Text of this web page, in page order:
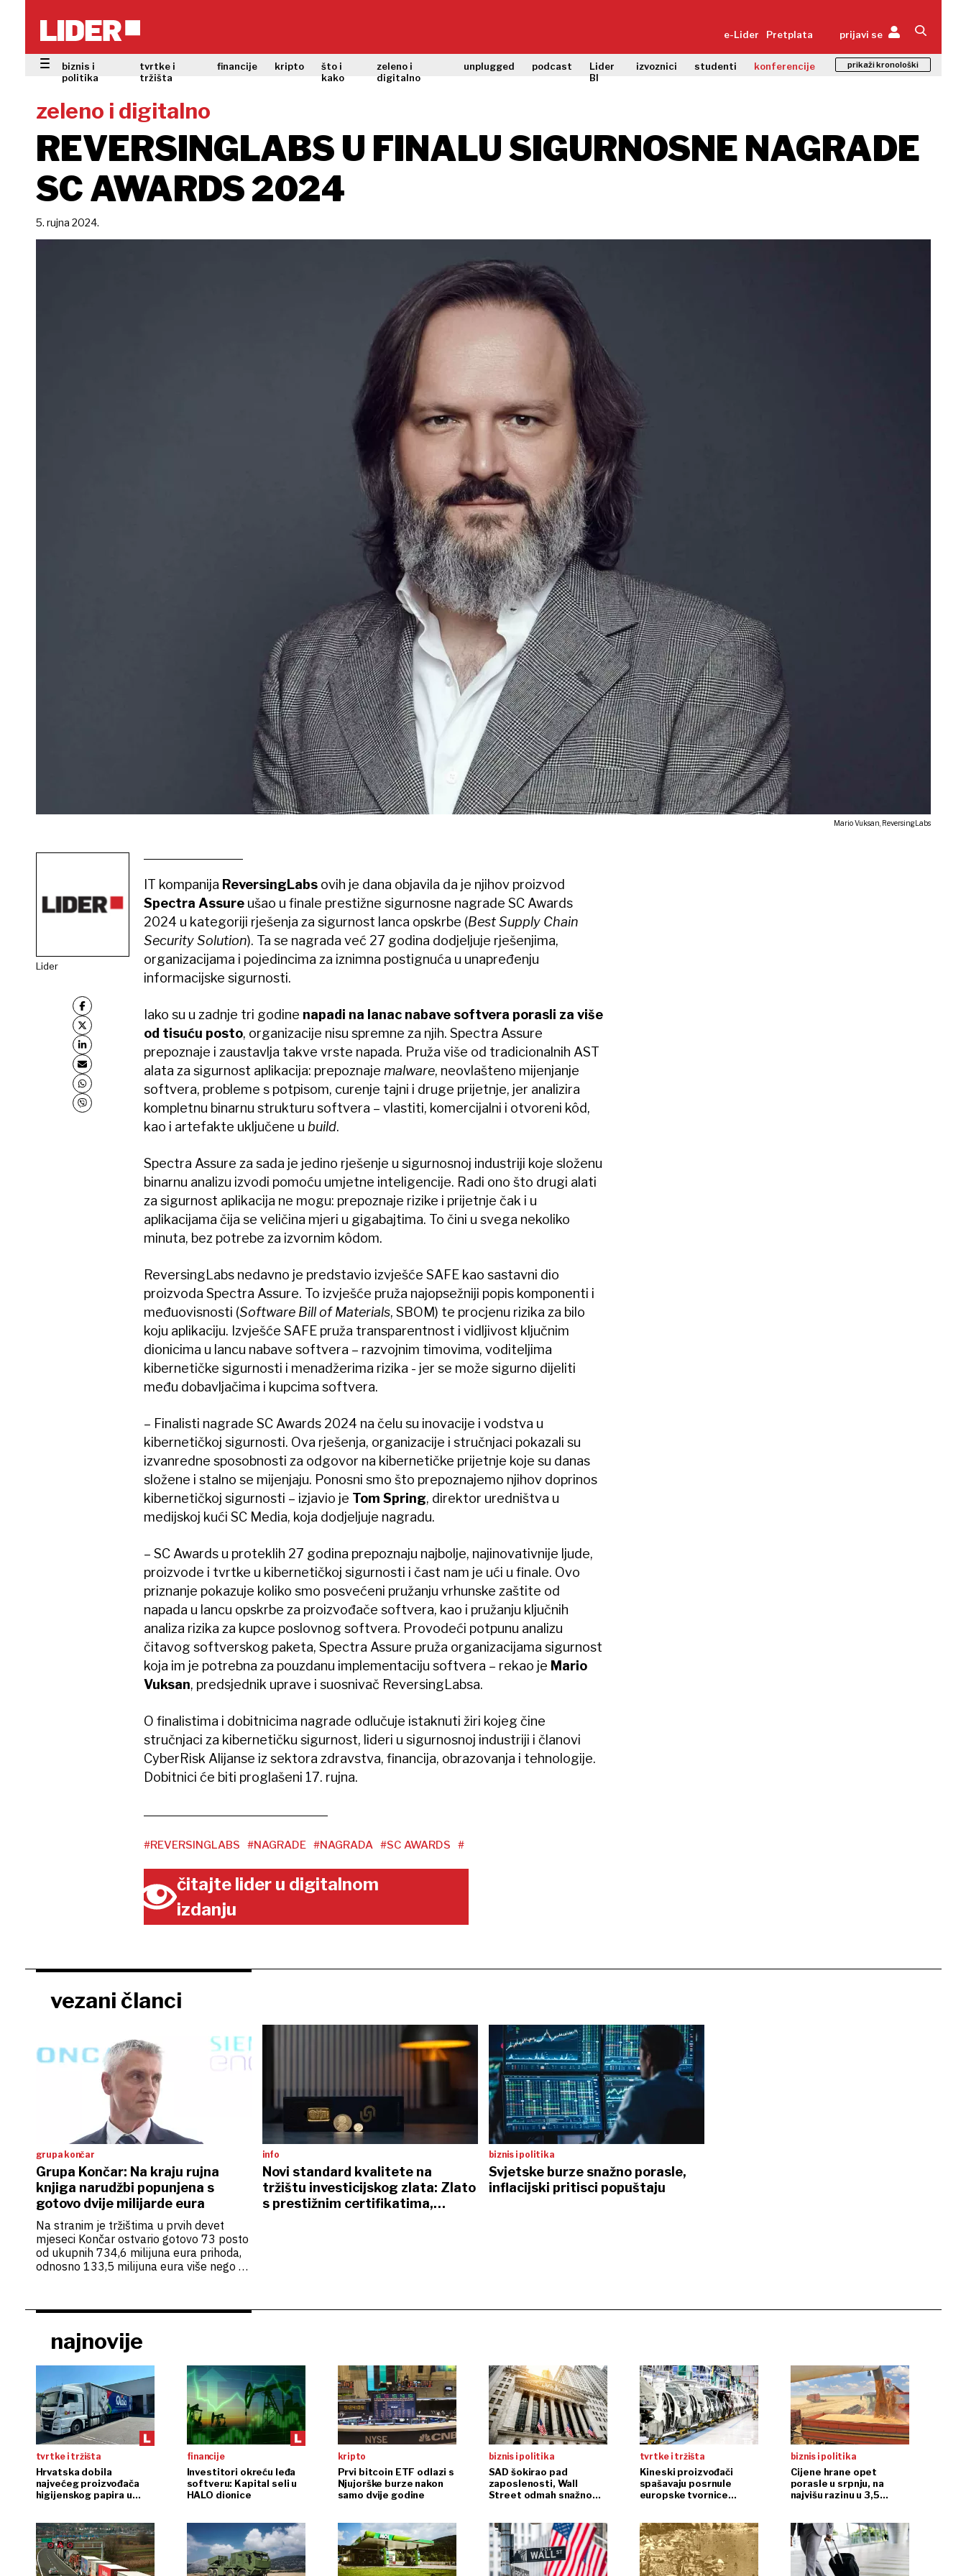
e-Lider Pretplata prijavi se
biznis i
politika
tvrtke i
tržišta
financije kripto
što i
kako
zeleno i
digitalno
unplugged podcast
Lider
BI
izvoznici studenti konferencije prikaži kronološki
zeleno i digitalno
REVERSINGLABS U FINALU SIGURNOSNE NAGRADE
SC AWARDS 2024
5. rujna 2024.
Mario Vuksan, ReversingLabs
Lider
IT kompanija ReversingLabs ovih je dana objavila da je njihov proizvod
Spectra Assureušao u finale prestižne sigurnosne nagrade SC Awards
2024 u kategoriji rješenja za sigurnost lanca opskrbe (Best Supply Chain
Security Solution). Ta se nagrada već 27 godina dodjeljuje rješenjima,
organizacijama i pojedincima za iznimna postignuća u unapređenju
informacijske sigurnosti.
Iako su u zadnje tri godine napadi na lanac nabave softvera porasli za više
od tisuću posto, organizacije nisu spremne za njih. Spectra Assure
prepoznaje i zaustavlja takve vrste napada. Pruža više od tradicionalnih AST
alata za sigurnost aplikacija: prepoznaje malware, neovlašteno mijenjanje
softvera, probleme s potpisom, curenje tajni i druge prijetnje, jer analizira
kompletnu binarnu strukturu softvera – vlastiti, komercijalni i otvoreni kôd,
kao i artefakte uključene u build.
Spectra Assure za sada je jedino rješenje u sigurnosnoj industriji koje složenu
binarnu analizu izvodi pomoću umjetne inteligencije. Radi ono što drugi alati
za sigurnost aplikacija ne mogu: prepoznaje rizike i prijetnje čak i u
aplikacijama čija se veličina mjeri u gigabajtima. To čini u svega nekoliko
minuta, bez potrebe za izvornim kôdom.
ReversingLabs nedavno je predstavio izvješće SAFE kao sastavni dio
proizvoda Spectra Assure. To izvješće pruža najopsežniji popis komponenti i
međuovisnosti (Software Bill of Materials, SBOM) te procjenu rizika za bilo
koju aplikaciju. Izvješće SAFE pruža transparentnost i vidljivost ključnim
dionicima u lancu nabave softvera – razvojnim timovima, voditeljima
kibernetičke sigurnosti i menadžerima rizika - jer se može sigurno dijeliti
među dobavljačima i kupcima softvera.
– Finalisti nagrade SC Awards 2024 na čelu su inovacije i vodstva u
kibernetičkoj sigurnosti. Ova rješenja, organizacije i stručnjaci pokazali su
izvanredne sposobnosti za odgovor na kibernetičke prijetnje koje su danas
složene i stalno se mijenjaju. Ponosni smo što prepoznajemo njihov doprinos
kibernetičkoj sigurnosti – izjavio je Tom Spring, direktor uredništva u
medijskoj kući SC Media, koja dodjeljuje nagradu.
– SC Awards u proteklih 27 godina prepoznaju najbolje, najinovativnije ljude,
proizvode i tvrtke u kibernetičkoj sigurnosti i čast nam je ući u finale. Ovo
priznanje pokazuje koliko smo posvećeni pružanju vrhunske zaštite od
napada u lancu opskrbe za proizvođače softvera, kao i pružanju ključnih
analiza rizika za kupce poslovnog softvera. Provodeći potpunu analizu
čitavog softverskog paketa, Spectra Assure pruža organizacijama sigurnost
koja im je potrebna za pouzdanu implementaciju softvera – rekao je Mario
Vuksan, predsjednik uprave i suosnivač ReversingLabsa.
O finalistima i dobitnicima nagrade odlučuje istaknuti žiri kojeg čine
stručnjaci za kibernetičku sigurnost, lideri u sigurnosnoj industriji i članovi
CyberRisk Alijanse iz sektora zdravstva, financija, obrazovanja i tehnologije.
Dobitnici će biti proglašeni 17. rujna.
#REVERSINGLABS #NAGRADE #NAGRADA #SC AWARDS #
čitajte lider u digitalnom
izdanju
vezani članci
grupa končar
Grupa Končar: Na kraju rujna
knjiga narudžbi popunjena s
gotovo dvije milijarde eura
Na stranim je tržištima u prvih devet
mjeseci Končar ostvario gotovo 73 posto
od ukupnih 734,6 milijuna eura prihoda,
odnosno 133,5 milijuna eura više nego u
info
Novi standard kvalitete na
tržištu investicijskog zlata: Zlato
s prestižnim certifikatima,
biznis i politika
Svjetske burze snažno porasle,
inflacijski pritisci popuštaju
najnovije
tvrtke i tržišta
Hrvatska dobila
najvećeg proizvođača
higijenskog papira u
financije
Investitori okreću leđa
softveru: Kapital seli u
HALO dionice
kripto
Prvi bitcoin ETF odlazi s
Njujorške burze nakon
samo dvije godine
biznis i politika
SAD šokirao pad
zaposlenosti, Wall
Street odmah snažno
tvrtke i tržišta
Kineski proizvođači
spašavaju posrnule
europske tvornice
biznis i politika
Cijene hrane opet
porasle u srpnju, na
najvišu razinu u 3,5